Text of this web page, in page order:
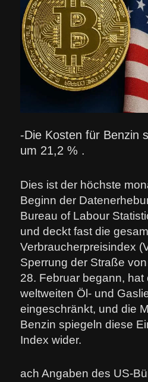
-Die Kosten für Benzin
um 21,2 % .
Dies ist der höchste
Beginn der
Bureau of Labour
und deckt fast die
Verbraucherpreisindex
Sperrung der Straße
28. Februar begann, hat
weltweiten Öl- und
eingeschränkt, und die
Benzin spiegeln diese
Index wider.
ach Angaben des US-